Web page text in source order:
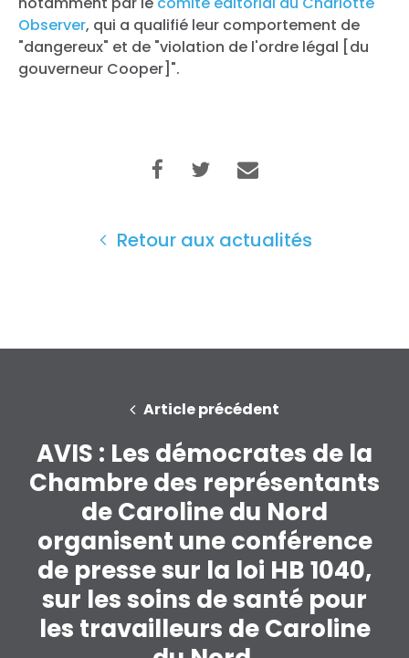
Votre fête
Vote
Faire un don
Observer, qui a qualifié leur comportement de
"dangereux" et de "violation de l'ordre légal [du
gouverneur Cooper]".
Retour aux actualités
Article précédent
AVIS : Les démocrates de la
Chambre des représentants
de Caroline du Nord
organisent une conférence
de presse sur la loi HB 1040,
sur les soins de santé pour
les travailleurs de Caroline